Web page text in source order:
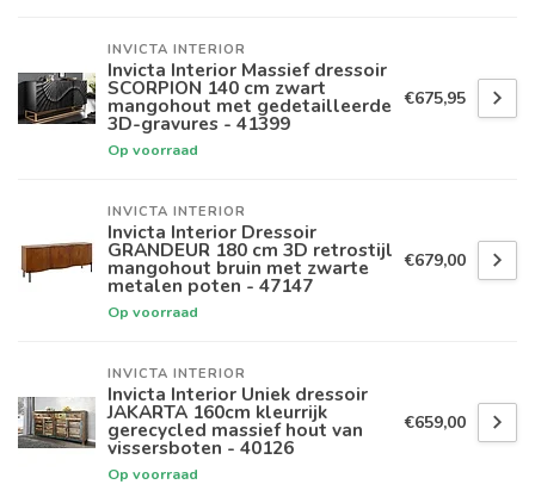
INVICTA INTERIOR
Invicta Interior Massief dressoir
SCORPION 140 cm zwart
mangohout met gedetailleerde
3D-gravures - 41399
Op voorraad
€675,95
INVICTA INTERIOR
Invicta Interior Dressoir
GRANDEUR 180 cm 3D retrostijl
mangohout bruin met zwarte
metalen poten - 47147
Op voorraad
€679,00
INVICTA INTERIOR
Invicta Interior Uniek dressoir
JAKARTA 160cm kleurrijk
gerecycled massief hout van
vissersboten - 40126
Op voorraad
€659,00